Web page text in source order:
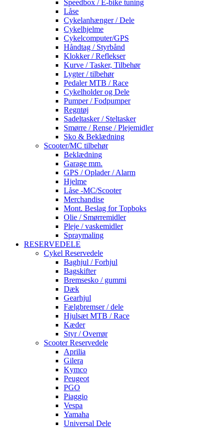
Speedbox / E-bike tuning
Låse
Cykelanhænger / Dele
Cykelhjelme
Cykelcomputer/GPS
Håndtag / Styrbånd
Klokker / Reflekser
Kurve / Tasker, Tilbehør
Lygter / tilbehør
Pedaler MTB / Race
Cykelholder og Dele
Pumper / Fodpumper
Regntøj
Sadeltasker / Steltasker
Smørre / Rense / Plejemidler
Sko & Beklædning
Scooter/MC tilbehør
Beklædning
Garage mm.
GPS / Oplader / Alarm
Hjelme
Låse -MC/Scooter
Merchandise
Mont. Beslag for Topboks
Olie / Smørremidler
Pleje / vaskemidler
Spraymaling
RESERVEDELE
Cykel Reservedele
Baghjul / Forhjul
Bagskifter
Bremsesko / gummi
Dæk
Gearhjul
Fælgbremser / dele
Hjulsæt MTB / Race
Kæder
Styr / Overrør
Scooter Reservedele
Aprilia
Gilera
Kymco
Peugeot
PGO
Piaggio
Vespa
Yamaha
Universal Dele